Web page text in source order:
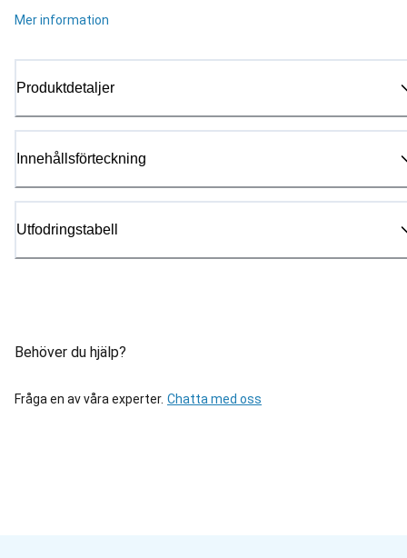
Mer information
Produktdetaljer
Innehållsförteckning
Utfodringstabell
Behöver du hjälp?
Fråga en av våra experter. Chatta med oss